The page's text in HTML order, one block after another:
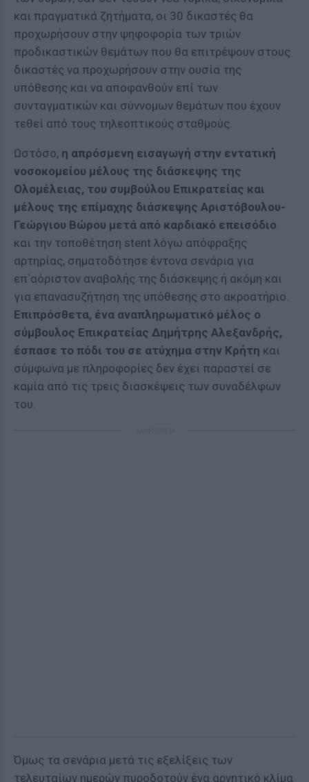
και πραγματικά ζητήματα, οι 30 δικαστές θα
προχωρήσουν στην ψηφοφορία των τριών
προδικαστικών θεμάτων που θα επιτρέψουν στους
δικαστές να προχωρήσουν στην ουσία της
υπόθεσης και να αποφανθούν επί των
συνταγματικών και σύννομων θεμάτων που έχουν
τεθεί από τους τηλεοπτικούς σταθμούς.
Ωστόσο, η απρόσμενη εισαγωγή στην εντατική
νοσοκομείου μέλους της διάσκεψης της
Ολομέλειας, του συμβούλου Επικρατείας και
μέλους της επίμαχης διάσκεψης Αριστόβουλου-
Γεώργιου Βώρου μετά από καρδιακό επεισόδιο
και την τοποθέτηση stent λόγω απόφραξης
αρτηρίας, σηματοδότησε έντονα σενάρια για
επ΄αόριστον αναβολής της διάσκεψης ή ακόμη και
για επανασυζήτηση της υπόθεσης στο ακροατήριο.
Επιπρόσθετα, ένα αναπληρωματικό μέλος ο
σύμβουλος Επικρατείας Δημήτρης Αλεξανδρής,
έσπασε το πόδι του σε ατύχημα στην Κρήτη και
σύμφωνα με πληροφορίες δεν έχει παραστεί σε
καμία από τις τρεις διασκέψεις των συναδέλφων
του.
Όμως τα σενάρια μετά τις εξελίξεις των
τελευταίων ημερών πυροδοτούν ένα αρνητικό κλίμα